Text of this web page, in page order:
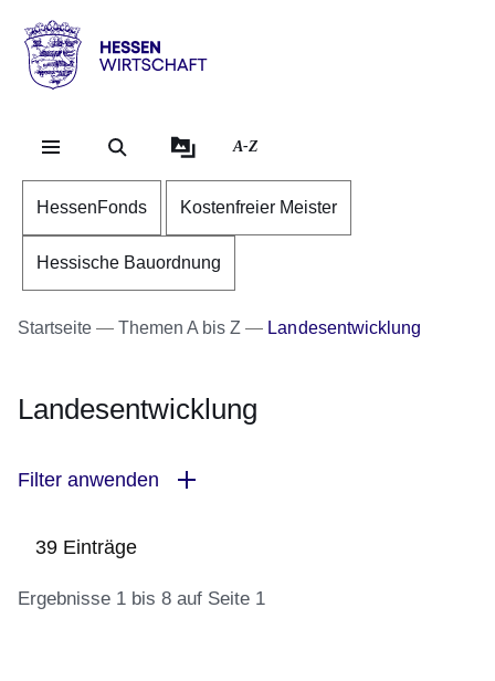
Hessen
Wirtschaft
A-Z
HessenFonds Kostenfreier Meister
Hessische Bauordnung
Startseite Themen A bis Z Landesentwicklung
Landesentwicklung
Filter anwenden
39 Einträge
Ergebnisse 1 bis 8 auf Seite 1